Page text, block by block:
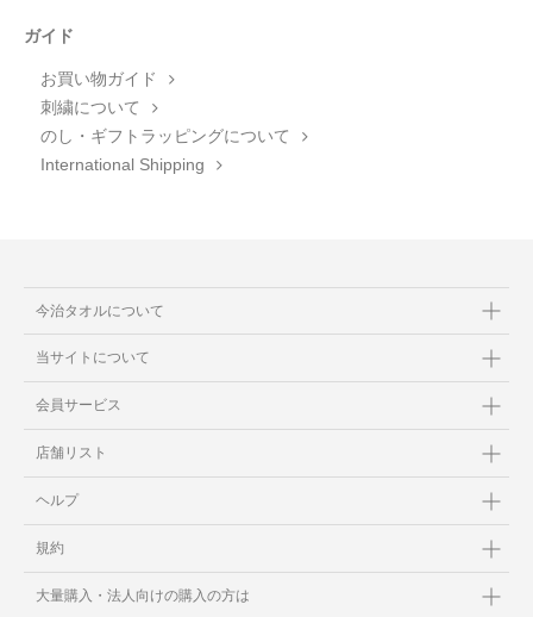
ガイド
お買い物ガイド
刺繍について
のし・ギフトラッピングについて
International Shipping
今治タオルについて
当サイトについて
会員サービス
店舗リスト
ヘルプ
規約
大量購入・法人向けの購入の方は